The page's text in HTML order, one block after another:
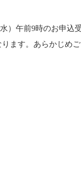
）午前9時のお申込
ます。あらかじめ